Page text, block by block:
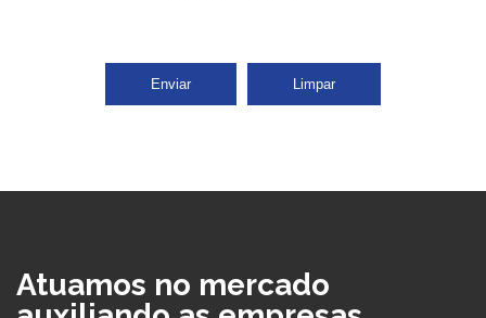
Enviar Limpar
Atuamos no mercado